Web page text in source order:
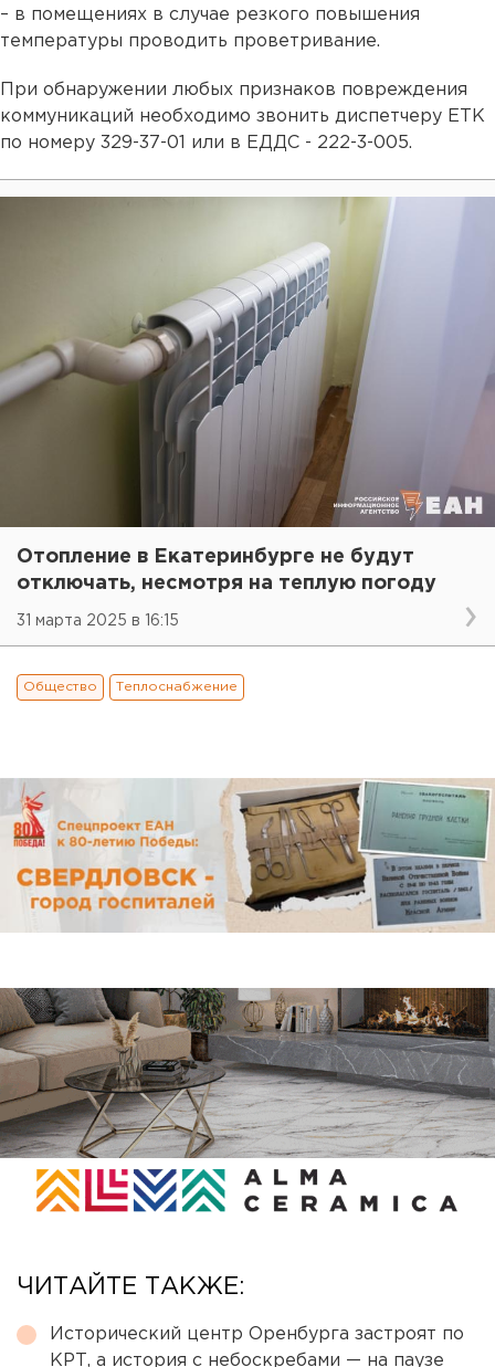
– в помещениях в случае резкого повышения
температуры проводить проветривание.
При обнаружении любых признаков повреждения
коммуникаций необходимо звонить диспетчеру ЕТК
по номеру 329-37-01 или в ЕДДС - 222-3-005.
Отопление в Екатеринбурге не будут
отключать, несмотря на теплую погоду
31 марта 2025 в 16:15
Общество Теплоснабжение
ЧИТАЙТЕ ТАКЖЕ:
Исторический центр Оренбурга застроят по
КРТ, а история с небоскребами — на паузе